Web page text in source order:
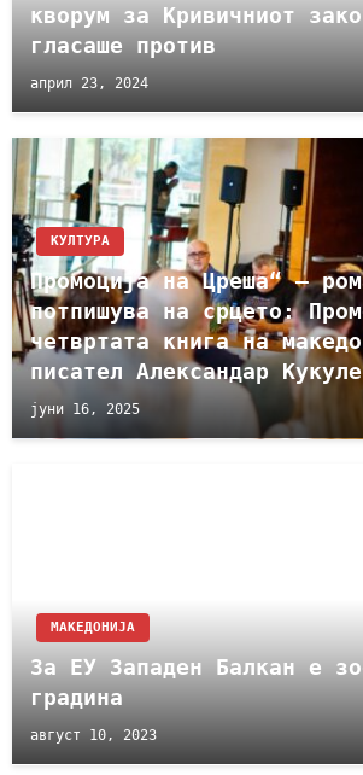
кворум за Кривичниот
гласаше против
април 23, 2024
КУЛТУРА
Промоција на Цреша“ –
потпишува на срцето:
четвртата книга на
писател Александар
јуни 16, 2025
МАКЕДОНИЈА
За ЕУ Западен Балкан е
градина
август 10, 2023